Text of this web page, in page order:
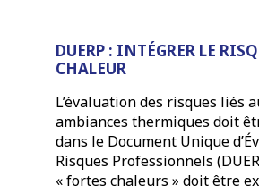
DUERP : INTÉGRER LE
CHALEUR
L’évaluation des risques liés
ambiances thermiques doit
dans le Document Unique
Risques Professionnels
« fortes chaleurs » doit être